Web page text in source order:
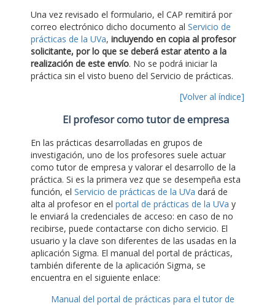
Una vez revisado el formulario, el CAP remitirá por
correo electrónico dicho documento al Servicio de
prácticas de la UVa, incluyendo en copia al profesor
solicitante, por lo que se deberá estar atento a la
realización de este envío. No se podrá iniciar la
práctica sin el visto bueno del Servicio de prácticas.
[Volver al índice]
El profesor como tutor de empresa
En las prácticas desarrolladas en grupos de
investigación, uno de los profesores suele actuar
como tutor de empresa y valorar el desarrollo de la
práctica. Si es la primera vez que se desempeña esta
función, el Servicio de prácticas de la UVa dará de
alta al profesor en el portal de prácticas de la UVa y
le enviará la credenciales de acceso: en caso de no
recibirse, puede contactarse con dicho servicio. El
usuario y la clave son diferentes de las usadas en la
aplicación Sigma. El manual del portal de prácticas,
también diferente de la aplicación Sigma, se
encuentra en el siguiente enlace:
Manual del portal de prácticas para el tutor de